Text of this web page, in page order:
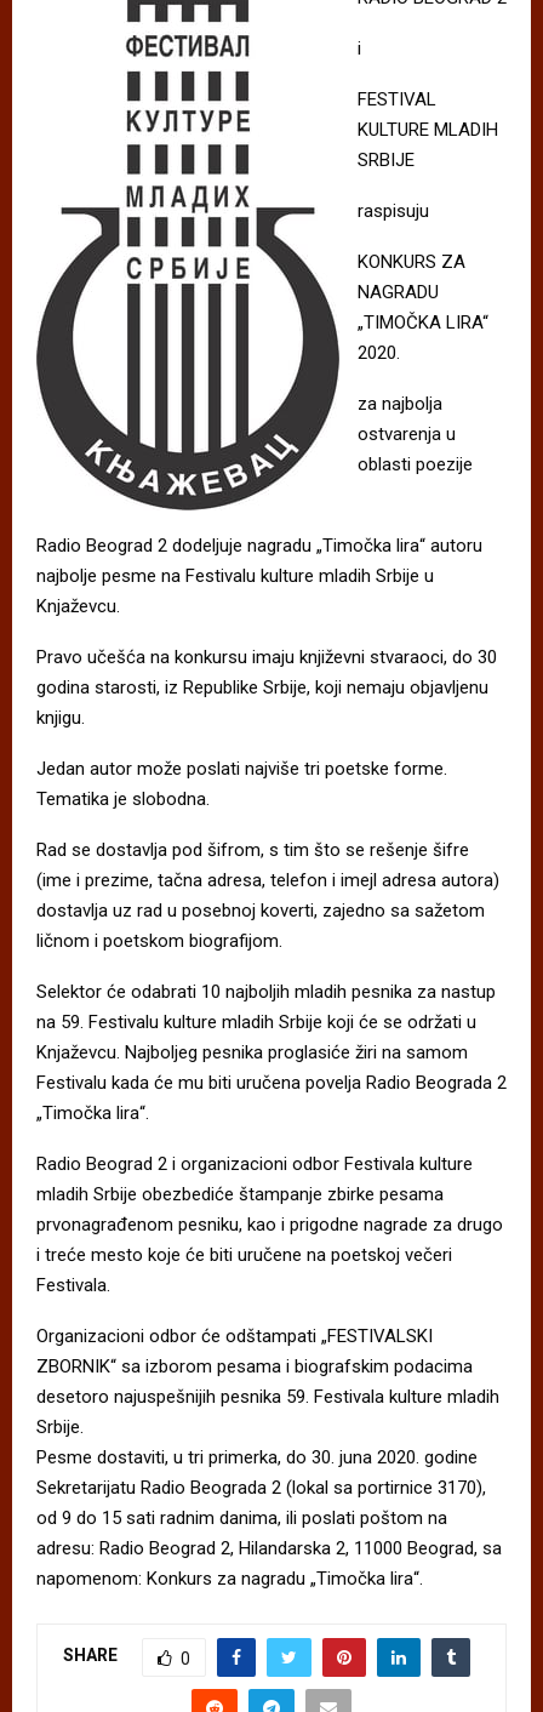
i
FESTIVAL
KULTURE MLADIH
SRBIJE
raspisuju
KONKURS ZA
NAGRADU
„TIMOČKA LIRA“
2020.
za najbolja
ostvarenja u
oblasti poezije
Radio Beograd 2 dodeljuje nagradu „Timočka lira“ autoru
najbolje pesme na Festivalu kulture mladih Srbije u
Knjaževcu.
Pravo učešća na konkursu imaju književni stvaraoci, do 30
godina starosti, iz Republike Srbije, koji nemaju objavljenu
knjigu.
Jedan autor može poslati najviše tri poetske forme.
Tematika je slobodna.
Rad se dostavlja pod šifrom, s tim što se rešenje šifre
(ime i prezime, tačna adresa, telefon i imejl adresa autora)
dostavlja uz rad u posebnoj koverti, zajedno sa sažetom
ličnom i poetskom biografijom.
Selektor će odabrati 10 najboljih mladih pesnika za nastup
na 59. Festivalu kulture mladih Srbije koji će se održati u
Knjaževcu. Najboljeg pesnika proglasiće žiri na samom
Festivalu kada će mu biti uručena povelja Radio Beograda 2
„Timočka lira“.
Radio Beograd 2 i organizacioni odbor Festivala kulture
mladih Srbije obezbediće štampanje zbirke pesama
prvonagrađenom pesniku, kao i prigodne nagrade za drugo
i treće mesto koje će biti uručene na poetskoj večeri
Festivala.
Organizacioni odbor će odštampati „FESTIVALSKI
ZBORNIK“ sa izborom pesama i biografskim podacima
desetoro najuspešnijih pesnika 59. Festivala kulture mladih
Srbije.
Pesme dostaviti, u tri primerka, do 30. juna 2020. godine
Sekretarijatu Radio Beograda 2 (lokal sa portirnice 3170),
od 9 do 15 sati radnim danima, ili poslati poštom na
adresu: Radio Beograd 2, Hilandarska 2, 11000 Beograd, sa
napomenom: Konkurs za nagradu „Timočka lira“.
SHARE 0